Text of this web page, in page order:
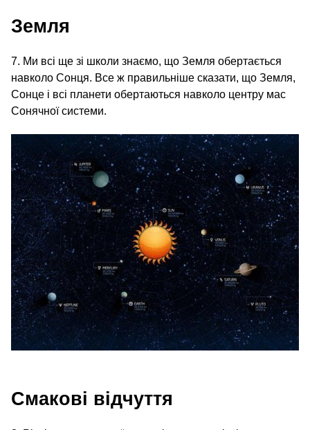
Земля
7. Ми всі ще зі школи знаємо, що Земля обертається
навколо Сонця. Все ж правильніше сказати, що Земля,
Сонце і всі планети обертаються навколо центру мас
Сонячної системи.
Смакові відчуття